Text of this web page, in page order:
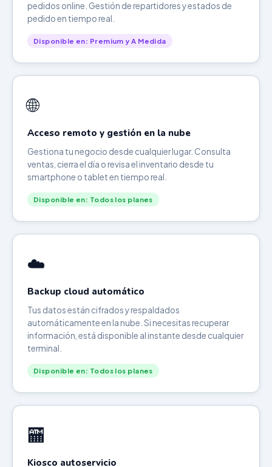
pedidos online. Gestión de repartidores y estados de
pedido en tiempo real.
Disponible en: Premium y A Medida
🌐
Acceso remoto y gestión en la nube
Gestiona tu negocio desde cualquier lugar. Consulta
ventas, cierra el día o revisa el inventario desde tu
smartphone o tablet en tiempo real.
Disponible en: Todos los planes
☁️
Backup cloud automático
Tus datos están cifrados y respaldados
automáticamente en la nube. Si necesitas recuperar
información, está disponible al instante desde cualquier
terminal.
Disponible en: Todos los planes
🏧
Kiosco autoservicio